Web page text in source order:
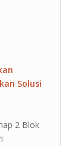
Solusi
2 Blok